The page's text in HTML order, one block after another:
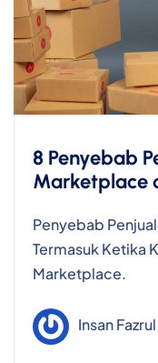
8 Penyebab
Marketplace
Penyebab
Termasuk Ketika
Marketplace.
Insan Fazrul